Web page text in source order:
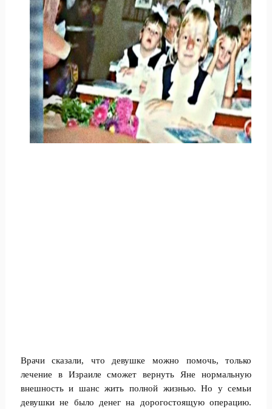
Врачи сказали, что девушке можно помочь, только
лечение в Израиле сможет вернуть Яне нормальную
внешность и шанс жить полной жизнью. Но у семьи
девушки не было денег на дорогостоящую операцию.